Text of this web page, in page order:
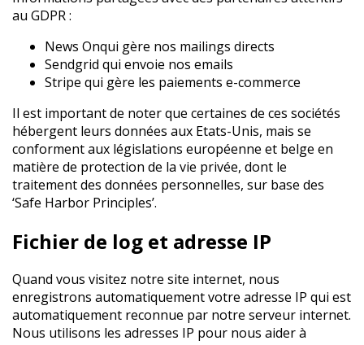
au GDPR :
News Onqui gère nos mailings directs
Sendgrid qui envoie nos emails
Stripe qui gère les paiements e-commerce
Il est important de noter que certaines de ces sociétés
hébergent leurs données aux Etats-Unis, mais se
conforment aux législations européenne et belge en
matière de protection de la vie privée, dont le
traitement des données personnelles, sur base des
‘Safe Harbor Principles’.
Fichier de log et adresse IP
Quand vous visitez notre site internet, nous
enregistrons automatiquement votre adresse IP qui est
automatiquement reconnue par notre serveur internet.
Nous utilisons les adresses IP pour nous aider à